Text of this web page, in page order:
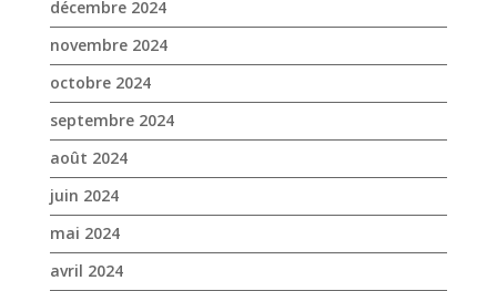
juin 2024
mai 2024
avril 2024
mars 2024
février 2024
janvier 2024
décembre 2023
novembre 2023